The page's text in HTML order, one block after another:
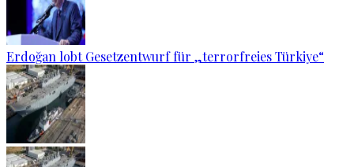
Erdoğan lobt Gesetzentwurf für „terrorfreies Türkiye“